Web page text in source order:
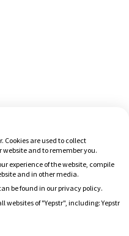
Cookies are used to collect
and to remember you.
experience of the website, compile
and in other media.
be found in our privacy policy.
websites of "Yepstr", including: Yepstr